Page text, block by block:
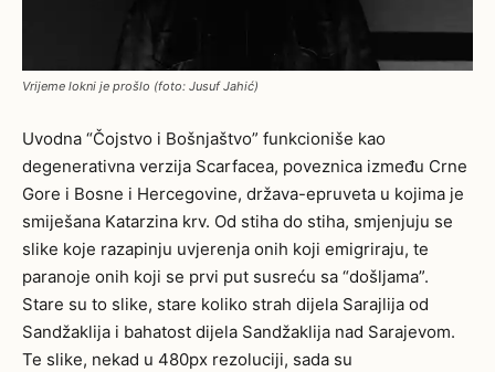
Vrijeme lokni je prošlo (foto: Jusuf Jahić)
Uvodna “Čojstvo i Bošnjaštvo” funkcioniše kao
degenerativna verzija Scarfacea, poveznica između Crne
Gore i Bosne i Hercegovine, država-epruveta u kojima je
smiješana Katarzina krv. Od stiha do stiha, smjenjuju se
slike koje razapinju uvjerenja onih koji emigriraju, te
paranoje onih koji se prvi put susreću sa “došljama”.
Stare su to slike, stare koliko strah dijela Sarajlija od
Sandžaklija i bahatost dijela Sandžaklija nad Sarajevom.
Te slike, nekad u 480px rezoluciji, sada su